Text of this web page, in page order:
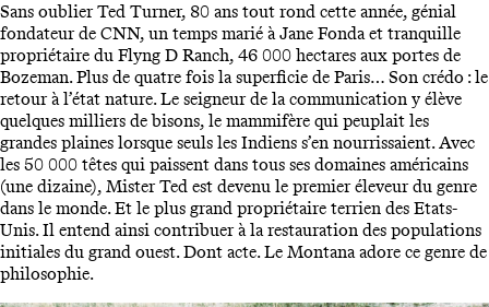
Sans oublier Ted Turner, 80 ans tout rond cette année, génial
fondateur de CNN, un temps marié à Jane Fonda et tranquille
propriétaire du Flyng D Ranch, 46 000 hectares aux portes de
Bozeman. Plus de quatre fois la superficie de Paris… Son crédo : le
retour à l’état nature. Le seigneur de la communication y élève
quelques milliers de bisons, le mammifère qui peuplait les
grandes plaines lorsque seuls les Indiens s’en nourrissaient. Avec
les 50 000 têtes qui paissent dans tous ses domaines américains
(une dizaine), Mister Ted est devenu le premier éleveur du genre
dans le monde. Et le plus grand propriétaire terrien des Etats-
Unis. Il entend ainsi contribuer à la restauration des populations
initiales du grand ouest. Dont acte. Le Montana adore ce genre de
philosophie.